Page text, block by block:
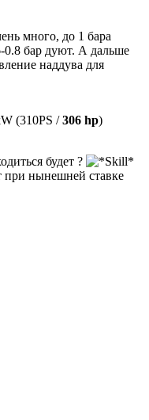
много, до 1 бара
0.8 бар дуют. А дальше
наддува для
(310PS /306 hp)
будет ?
при нынешней ставке